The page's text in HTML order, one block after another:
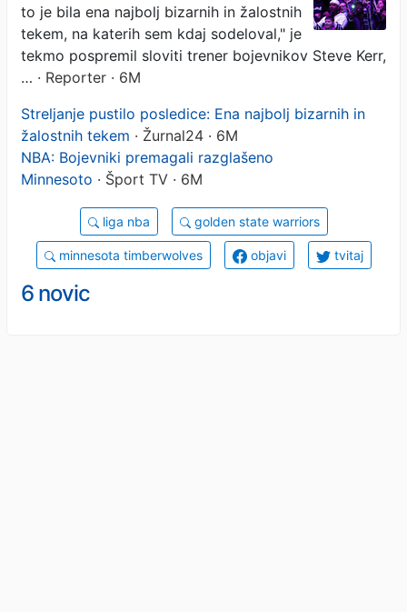
to je bila ena najbolj bizarnih in žalostnih
tekem, na katerih sem kdaj sodeloval," je
tekmo pospremil sloviti trener bojevnikov Steve Kerr,
… · Reporter · 6M
Streljanje pustilo posledice: Ena najbolj bizarnih in
žalostnih tekem · Žurnal24 · 6M
NBA: Bojevniki premagali razglašeno
Minnesoto · Šport TV · 6M
liga nba golden state warriors
minnesota timberwolves objavi tvitaj
6 novic